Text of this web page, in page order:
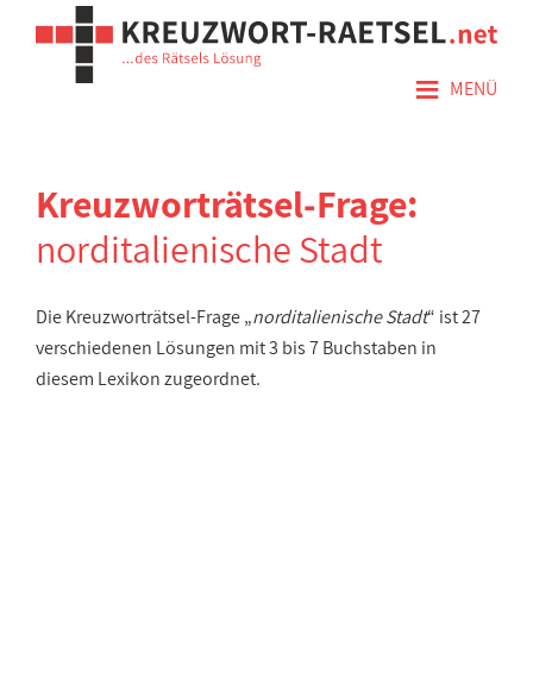
≡ MENÜ
Kreuzworträtsel-Frage:
norditalienische Stadt
Die Kreuzworträtsel-Frage „norditalienische Stadt“ ist 27
verschiedenen Lösungen mit 3 bis 7 Buchstaben in
diesem Lexikon zugeordnet.